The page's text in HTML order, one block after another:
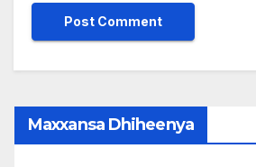
Maxxansa Dhiheenya